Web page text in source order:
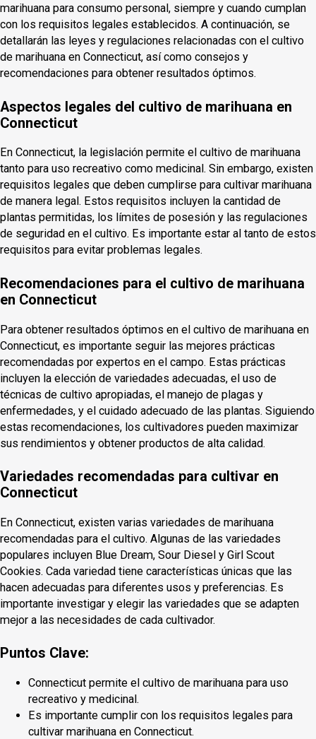
marihuana para consumo personal, siempre y cuando cumplan
con los requisitos legales establecidos. A continuación, se
detallarán las leyes y regulaciones relacionadas con el cultivo
de marihuana en Connecticut, así como consejos y
recomendaciones para obtener resultados óptimos.
Aspectos legales del cultivo de marihuana en
Connecticut
En Connecticut, la legislación permite el cultivo de marihuana
tanto para uso recreativo como medicinal. Sin embargo, existen
requisitos legales que deben cumplirse para cultivar marihuana
de manera legal. Estos requisitos incluyen la cantidad de
plantas permitidas, los límites de posesión y las regulaciones
de seguridad en el cultivo. Es importante estar al tanto de estos
requisitos para evitar problemas legales.
Recomendaciones para el cultivo de marihuana
en Connecticut
Para obtener resultados óptimos en el cultivo de marihuana en
Connecticut, es importante seguir las mejores prácticas
recomendadas por expertos en el campo. Estas prácticas
incluyen la elección de variedades adecuadas, el uso de
técnicas de cultivo apropiadas, el manejo de plagas y
enfermedades, y el cuidado adecuado de las plantas. Siguiendo
estas recomendaciones, los cultivadores pueden maximizar
sus rendimientos y obtener productos de alta calidad.
Variedades recomendadas para cultivar en
Connecticut
En Connecticut, existen varias variedades de marihuana
recomendadas para el cultivo. Algunas de las variedades
populares incluyen Blue Dream, Sour Diesel y Girl Scout
Cookies. Cada variedad tiene características únicas que las
hacen adecuadas para diferentes usos y preferencias. Es
importante investigar y elegir las variedades que se adapten
mejor a las necesidades de cada cultivador.
Puntos Clave:
Connecticut permite el cultivo de marihuana para uso
recreativo y medicinal.
Es importante cumplir con los requisitos legales para
cultivar marihuana en Connecticut.